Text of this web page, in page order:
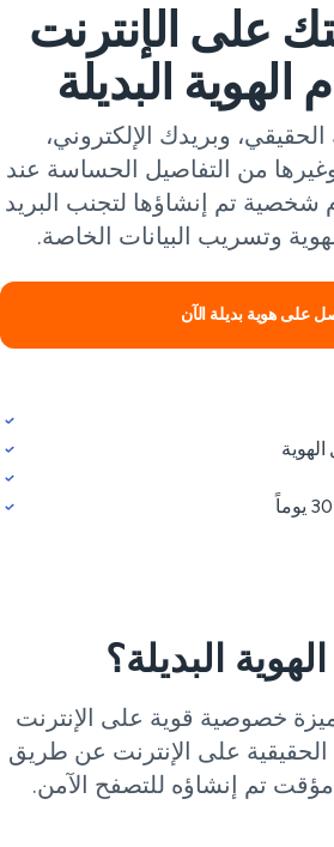
على الإنترنت
البديلة
وبريدك الإلكتروني،
من التفاصيل الحساسة عند
تم إنشاؤها لتجنب البريد
وتسريب البيانات الخاصة.
على هوية بديلة الآن
البديلة؟
خصوصية قوية على الإنترنت
على الإنترنت عن طريق
تم إنشاؤه للتصفح الآمن.